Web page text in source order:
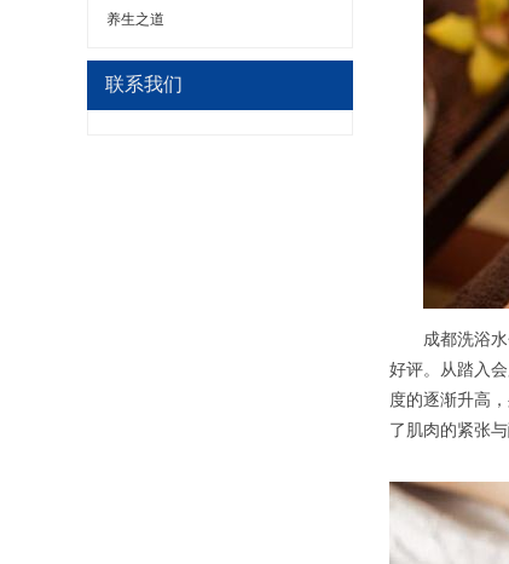
养生之道
联系我们
成都洗浴水会
好评。从踏入
度的逐渐升高
了肌肉的紧张